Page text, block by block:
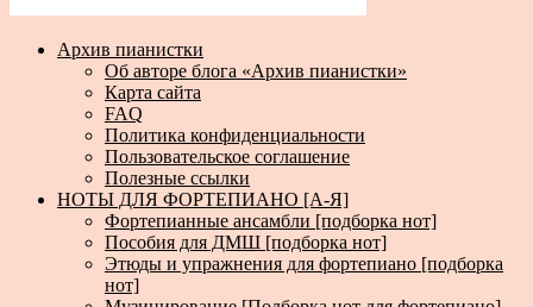
Архив пианистки
Об авторе блога «Архив пианистки»
Карта сайта
FAQ
Политика конфиденциальности
Пользовательское соглашение
Полезные ссылки
НОТЫ ДЛЯ ФОРТЕПИАНО [А-Я]
Фортепианные ансамбли [подборка нот]
Пособия для ДМШ [подборка нот]
Этюды и упражнения для фортепиано [подборка
нот]